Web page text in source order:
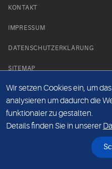
KONTAKT
IMPRESSUM
DATENSCHUTZERKLÄRUNG
SITEMAP
NEWS PARTNER
Wir setzen Cookies ein, um
analysieren um dadurch die
funktionaler zu gestalten.
Details finden Sie in unserer